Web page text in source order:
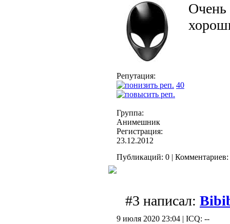
Репутация:
40
Группа:
Анимешник
Регистрация:
23.12.2012
Очень
Публикаций: 0 | Комментариев:
#3 написал:
9 июля 2020 23:04 | ICQ: --